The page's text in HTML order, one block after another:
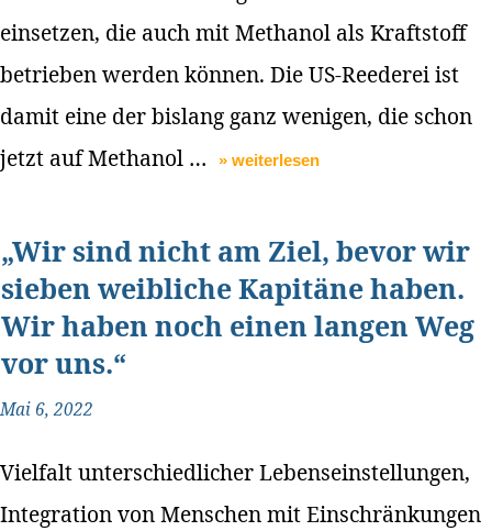
einsetzen, die auch mit Methanol als Kraftstoff
betrieben werden können. Die US-Reederei ist
damit eine der bislang ganz wenigen, die schon
jetzt auf Methanol …
» weiterlesen
„Wir sind nicht am Ziel, bevor wir
sieben weibliche Kapitäne haben.
Wir haben noch einen langen Weg
vor uns.“
Mai 6, 2022
Vielfalt unterschiedlicher Lebenseinstellungen,
Integration von Menschen mit Einschränkungen